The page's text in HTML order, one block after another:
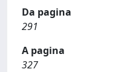
Da pagina
291
A pagina
327